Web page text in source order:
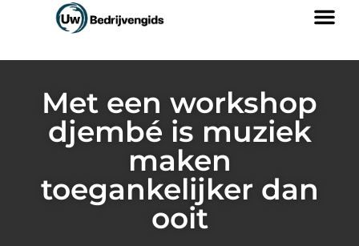
Met een workshop
djembé is muziek
maken
toegankelijker dan
ooit